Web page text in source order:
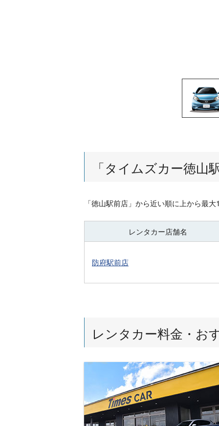
「タイムズカー徳山
「徳山駅前店 」から近い順に上から最
レンタカー店舗名
防府駅前店
レンタカー料金・お